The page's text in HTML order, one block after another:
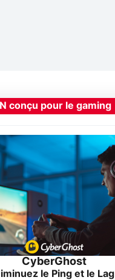
conçu pour le gaming
CyberGhost
le Ping et le Lag